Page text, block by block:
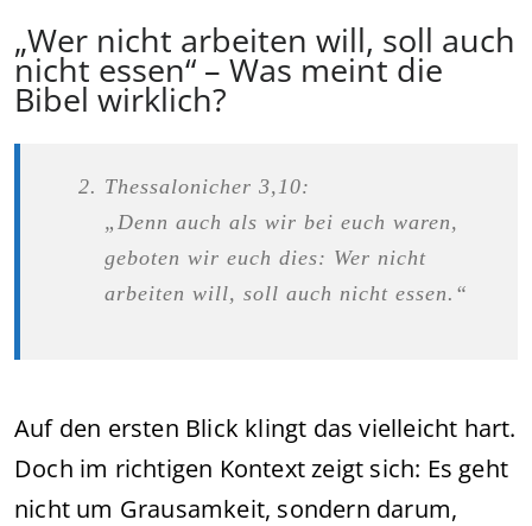
„Wer nicht arbeiten will, soll auch
nicht essen“ – Was meint die
Bibel wirklich?
Thessalonicher 3,10:
„Denn auch als wir bei euch waren,
geboten wir euch dies: Wer nicht
arbeiten will, soll auch nicht essen.“
Auf den ersten Blick klingt das vielleicht hart.
Doch im richtigen Kontext zeigt sich: Es geht
nicht um Grausamkeit, sondern darum,